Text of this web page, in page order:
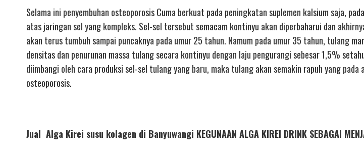
Selama ini penyembuhan osteoporosis Cuma berkuat pada peningkatan suplemen kalsium saja,
atas jaringan sel yang kompleks. Sel-sel tersebut semacam kontinyu akan diperbaharui dan
akan terus tumbuh sampai puncaknya pada umur 25 tahun. Namum pada umur 35 tahun, tulang
densitas dan penurunan massa tulang secara kontinyu dengan laju pengurangi sebesar 1,5%
diimbangi oleh cara produksi sel-sel tulang yang baru, maka tulang akan semakin rapuh yang
osteoporosis.
Jual Alga Kirei susu kolagen di Banyuwangi KEGUNAAN ALGA KIREI DRINK SEBAGAI